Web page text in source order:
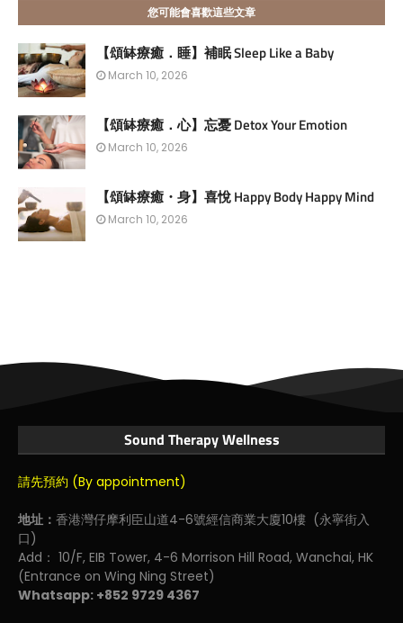
您可能會喜歡這些文章
【頌缽療癒．睡】補眠 Sleep Like a Baby
March 10, 2026
【頌缽療癒．心】忘憂 Detox Your Emotion
March 10, 2026
【頌缽療癒・身】喜悅 Happy Body Happy Mind
March 10, 2026
Sound Therapy Wellness
請先預約 (By appointment)
地址： 香港灣仔摩利臣山道4-6號經信商業大廈10樓 (永寧街入
口)
Add： 10/F, EIB Tower, 4-6 Morrison Hill Road, Wanchai, HK
(Entrance on Wing Ning Street)
Whatsapp: +852 9729 4367